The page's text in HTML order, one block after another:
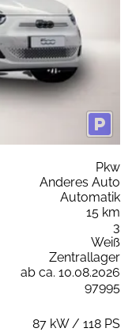
Pkw
Anderes Auto
Automatik
15 km
3
Weiß
Zentrallager
ab ca. 10.08.2026
97995
87 kW / 118 PS